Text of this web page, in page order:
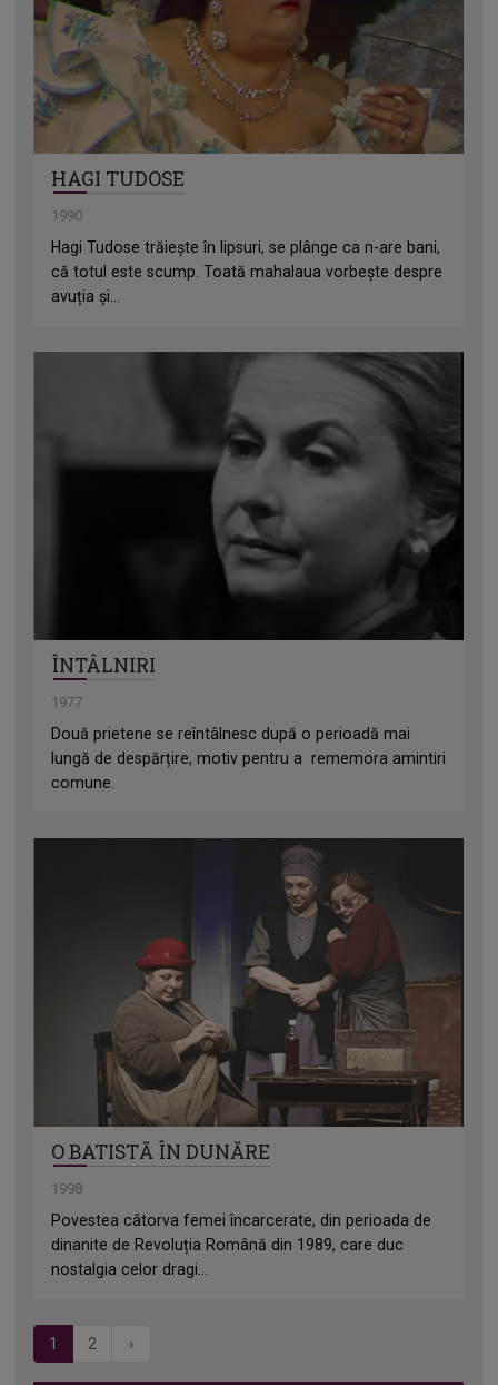
HAGI TUDOSE
1990
Hagi Tudose trăiește în lipsuri, se plânge ca n-are bani,
că totul este scump. Toată mahalaua vorbește despre
avuția și...
ÎNTÂLNIRI
1977
Două prietene se reîntâlnesc după o perioadă mai
lungă de despărțire, motiv pentru a rememora amintiri
comune.
O BATISTĂ ÎN DUNĂRE
1998
Povestea câtorva femei încarcerate, din perioada de
dinanite de Revoluția Română din 1989, care duc
nostalgia celor dragi...
1 2 ›